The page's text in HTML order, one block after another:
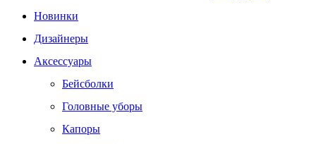
Новинки
Дизайнеры
Аксессуары
Бейсболки
Головные уборы
Капоры